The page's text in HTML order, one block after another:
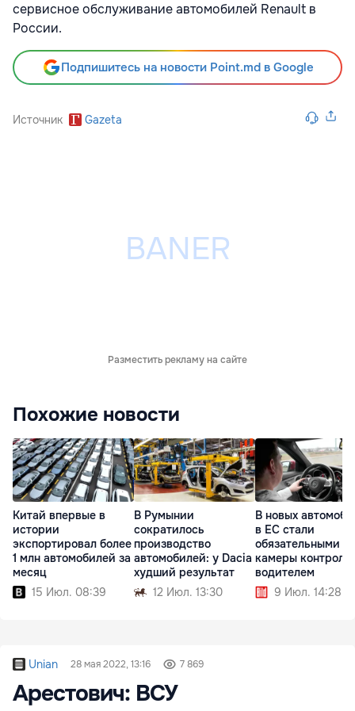
сервисное обслуживание автомобилей Renault в
России.
Подпишитесь на новости Point.md в Google
Источник Gazeta
Разместить рекламу на сайте
Похожие новости
Китай впервые в
истории
экспортировал более
1 млн автомобилей за
месяц
15 Июл. 08:39
В Румынии
сократилось
производство
автомобилей: у Dacia
худший результат
12 Июл. 13:30
В новых
в ЕС стали
обязательными
камеры контроля
водителем
9 Июл. 14:28
Unian 28 мая 2022, 13:16 7 869
Арестович: ВСУ